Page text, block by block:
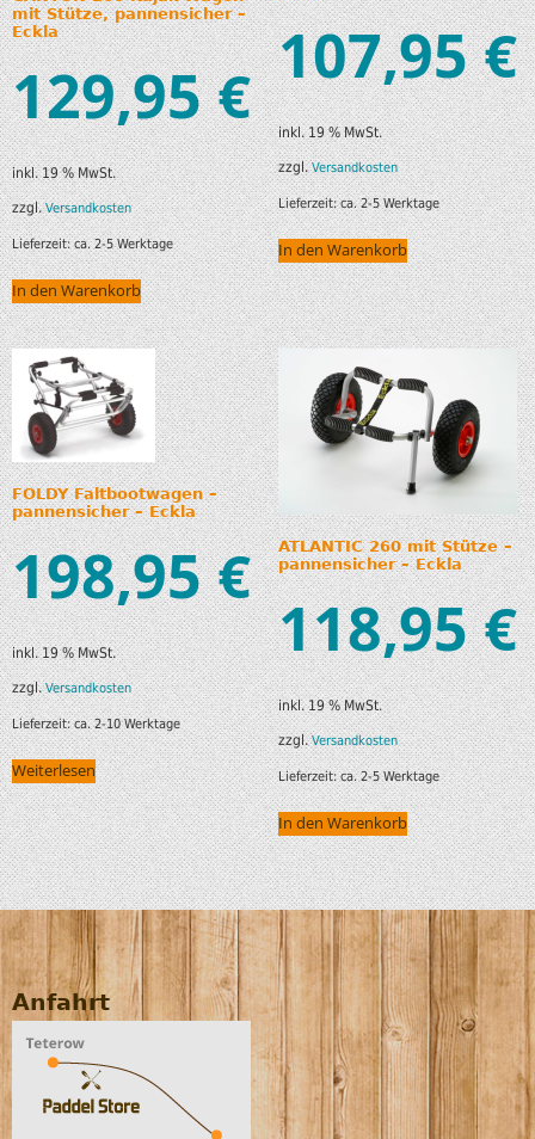
mit Stütze, pannensicher –
Eckla
129,95€
inkl. 19 % MwSt.
zzgl.Versandkosten
Lieferzeit:ca. 2-5 Werktage
In den Warenkorb
107,95€
inkl. 19 % MwSt.
zzgl.Versandkosten
Lieferzeit:ca. 2-5 Werktage
In den Warenkorb
FOLDY Faltbootwagen –
pannensicher – Eckla
198,95€
inkl. 19 % MwSt.
zzgl.Versandkosten
Lieferzeit:ca. 2-10 Werktage
Weiterlesen
ATLANTIC 260 mit Stütze –
pannensicher – Eckla
118,95€
inkl. 19 % MwSt.
zzgl.Versandkosten
Lieferzeit:ca. 2-5 Werktage
In den Warenkorb
Anfahrt